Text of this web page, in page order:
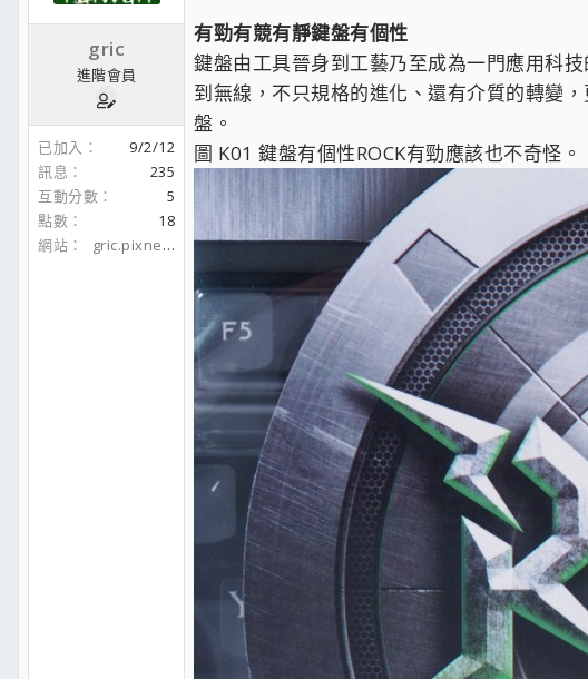
gric
進階會員
已加入
9/2/12
訊息
235
互動分數
5
點數
18
網站
gric.pixnet.net
有勁有競有靜鍵盤有個性
鍵盤由工具晉身到工藝乃至成為一門應用科
到無線，不只規格的進化、還有介質的轉變
盤。
圖 K01 鍵盤有個性ROCK有勁應該也不奇怪。